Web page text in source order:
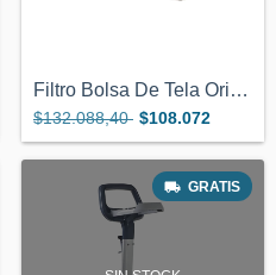
Filtro Bolsa De Tela Original Robot Dolp...
$132.088,40 $108.072
GRATIS